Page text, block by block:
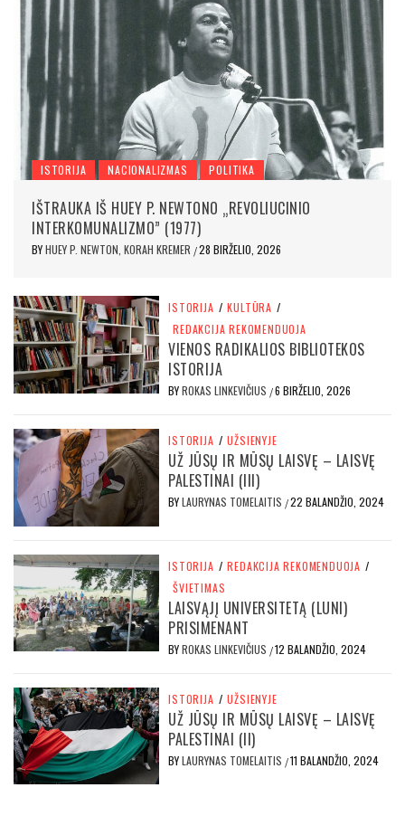
ISTORIJA NACIONALIZMAS POLITIKA
IŠTRAUKA IŠ HUEY P. NEWTONO „REVOLIUCINIO
INTERKOMUNALIZMO” (1977)
BYHUEY P. NEWTON, KORAH KREMER /28 BIRŽELIO, 2026
ISTORIJA / KULTŪRA /
REDAKCIJA REKOMENDUOJA
VIENOS RADIKALIOS BIBLIOTEKOS
ISTORIJA
BYROKAS LINKEVIČIUS /6 BIRŽELIO, 2026
ISTORIJA / UŽSIENYJE
UŽ JŪSŲ IR MŪSŲ LAISVĘ – LAISVĘ
PALESTINAI (III)
BYLAURYNAS TOMELAITIS /22 BALANDŽIO, 2024
ISTORIJA / REDAKCIJA REKOMENDUOJA /
ŠVIETIMAS
LAISVĄJĮ UNIVERSITETĄ (LUNI)
PRISIMENANT
BYROKAS LINKEVIČIUS /12 BALANDŽIO, 2024
ISTORIJA / UŽSIENYJE
UŽ JŪSŲ IR MŪSŲ LAISVĘ – LAISVĘ
PALESTINAI (II)
BYLAURYNAS TOMELAITIS /11 BALANDŽIO, 2024